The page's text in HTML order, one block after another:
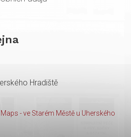
Hradiště
- ve Starém Městě u Uherského